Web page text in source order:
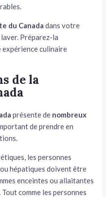
du Canada dans votre
Préparez-la
culinaire
de la
présente de nombreux
de prendre en
les personnes
hépatiques doivent être
enceintes ou allaitantes
comme les personnes